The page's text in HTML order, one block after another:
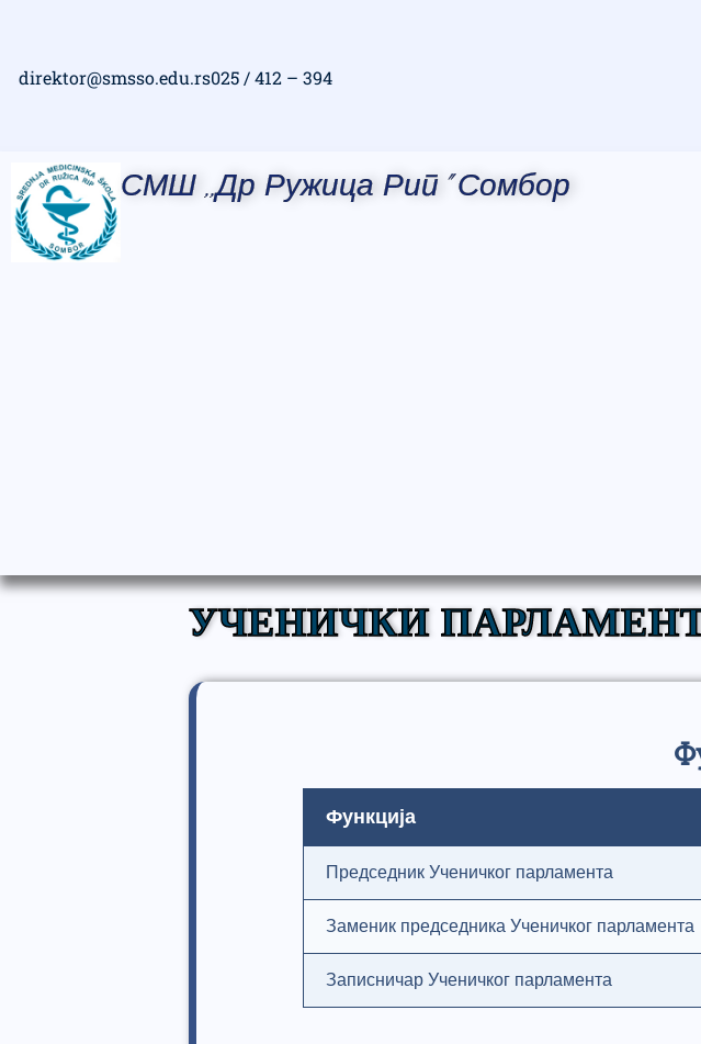
direktor@smsso.edu.rs025 / 412 – 394
СМШ ,,Др Ружица Рип" Сомбор
УЧЕНИЧКИ ПАРЛАМЕНТ
Функција
Председник Ученичког парламента
Заменик председника Ученичког парламента
Записничар Ученичког парламента